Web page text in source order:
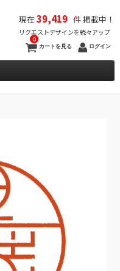
現在39,419 件掲載中！
リクエストデザインを続々アップ
カートを見る
0
ログイン